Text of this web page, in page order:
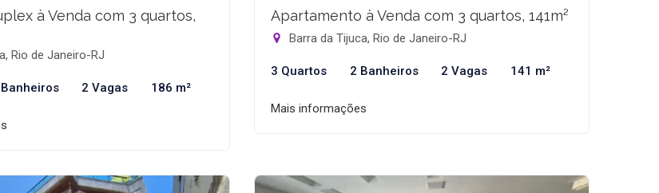
à Venda com 3 quartos,
Rio de Janeiro-RJ
2 Vagas 186 m²
Apartamento à Venda com 3 quartos, 141m²
Barra da Tijuca, Rio de Janeiro-RJ
3 Quartos 2 Banheiros 2 Vagas 141 m²
Mais informações